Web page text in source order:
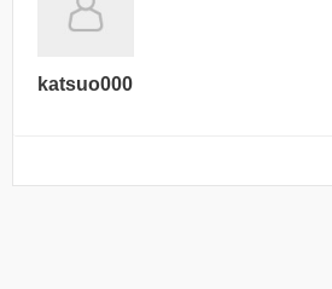
katsuo000